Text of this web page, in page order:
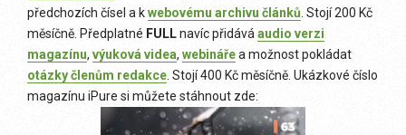
předchozích čísel a kwebovému archivu článků . Stojí 200 Kč
měsíčně. Předplatné FULLnavíc přidává audio verzi
magazínu, výuková videa, webinářea možnost pokládat
otázky členům redakce . Stojí 400 Kč měsíčně. Ukázkové číslo
magazínu iPure si můžete stáhnout zde: